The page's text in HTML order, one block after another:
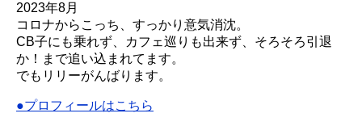
2023年8月
コロナからこっち、すっかり意気消沈。
CB子にも乗れず、カフェ巡りも出来ず、そろそろ引退
か！まで追い込まれてます。
でもリリーがんばります。
●プロフィールはこちら